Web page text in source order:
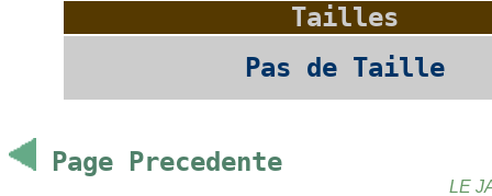
Tailles
Pas de Taille
Page Precedente
LE